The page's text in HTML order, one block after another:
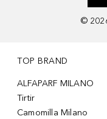
©
TOP BRAND
ALFAPARF MILANO
Tirtir
Camomilla Milano